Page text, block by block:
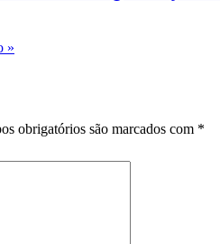
»
obrigatórios são marcados com *